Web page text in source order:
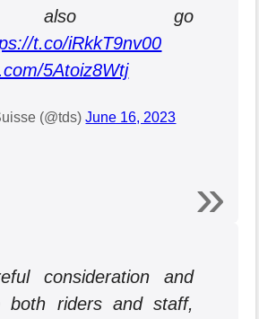
also go
t.co/iRkkT9nv00
5Atoiz8Wtj
(@tds)June 16, 2023
consideration and
both riders and staff,